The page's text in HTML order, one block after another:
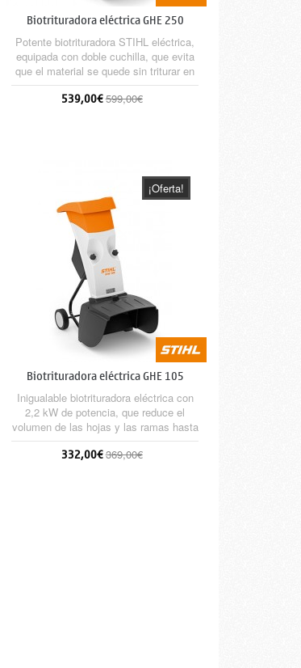
Biotrituradora eléctrica GHE 250
Potente biotrituradora STIHL eléctrica,
equipada con doble cuchilla, que evita
que el material se quede sin triturar en
el centro y con cuchillas adicionales en
el perímetro del disco, que ayudan a
539,00€599,00€
¡Oferta!
Biotrituradora eléctrica GHE 105
Inigualable biotrituradora eléctrica con
2,2 kW de potencia, que reduce el
volumen de las hojas y las ramas hasta
35 mm de diámetro. Válida para astillar
las ramas y triturar el material blando.
332,00€369,00€